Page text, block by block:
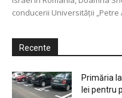
conducerii Universității „Petre
Recente
Primăria
lei pentru